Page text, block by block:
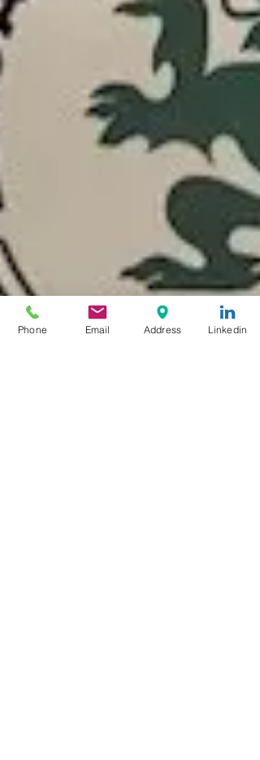
Phone Email Address Linkedin